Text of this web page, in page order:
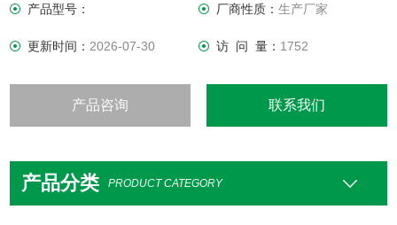
产品型号：
厂商性质： 生产厂家
更新时间：2026-07-30 访 问 量： 1752
产品咨询 联系我们
产品分类 PRODUCT CATEGORY